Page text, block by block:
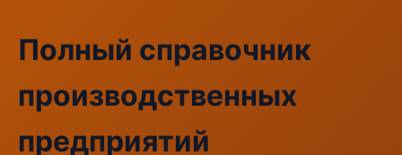
Полный справочник
производственных
предприятий